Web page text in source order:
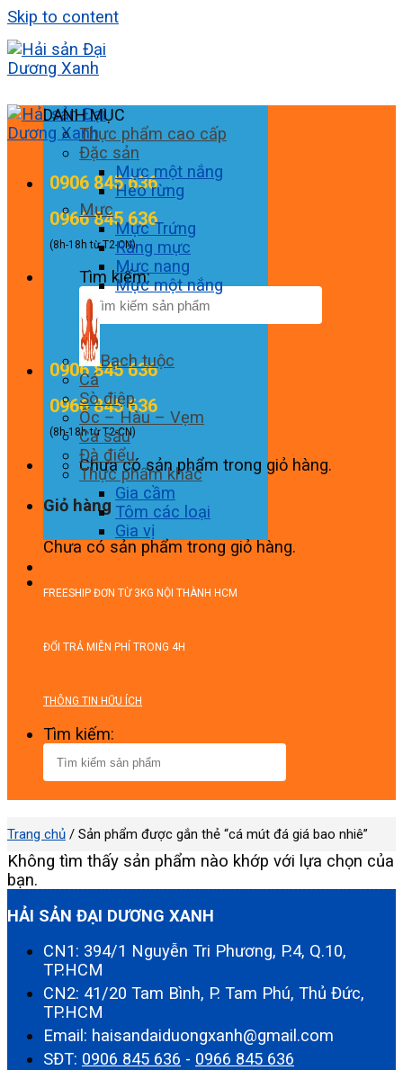
Skip to content
0906 845 636
0966 845 636
(8h-18h từ T2-CN)
Tìm kiếm:
0906 845 636
0966 845 636
(8h-18h từ T2-CN)
Chưa có sản phẩm trong giỏ hàng.
Giỏ hàng
Chưa có sản phẩm trong giỏ hàng.
DANH MỤC
Thực phẩm cao cấp
Đặc sản
Mực một nắng
Heo rừng
Mực
Mực Trứng
Răng mực
Mực nang
Mực một nắng
Bạch tuộc
Cá
Sò điệp
Ốc – Hàu – Vẹm
Cá sấu
Đà điểu
Thực phẩm khác
Gia cầm
Tôm các loại
Gia vị
FREESHIP ĐƠN TỪ 3KG NỘI THÀNH HCM
ĐỔI TRẢ MIỄN PHÍ TRONG 4H
THÔNG TIN HỮU ÍCH
Tìm kiếm:
Trang chủ / Sản phẩm được gắn thẻ “cá mút đá giá bao nhiê”
Không tìm thấy sản phẩm nào khớp với lựa chọn của
bạn.
HẢI SẢN ĐẠI DƯƠNG XANH
CN1: 394/1 Nguyễn Tri Phương, P.4, Q.10,
TP.HCM
CN2: 41/20 Tam Bình, P. Tam Phú, Thủ Đức,
TP.HCM
Email: haisandaiduongxanh@gmail.com
SĐT: 0906 845 636 - 0966 845 636